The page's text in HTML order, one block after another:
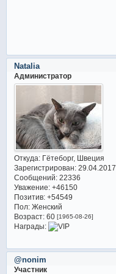
Natalia
Администратор
Откуда:Гётеборг, Швеция
Зарегистрирован: 29.04.2017
Сообщений:22336
Уважение: +46150
Позитив: +54549
Пол:Женский
Возраст:60 [1965-08-26]
Награды:
@nonim
Участник